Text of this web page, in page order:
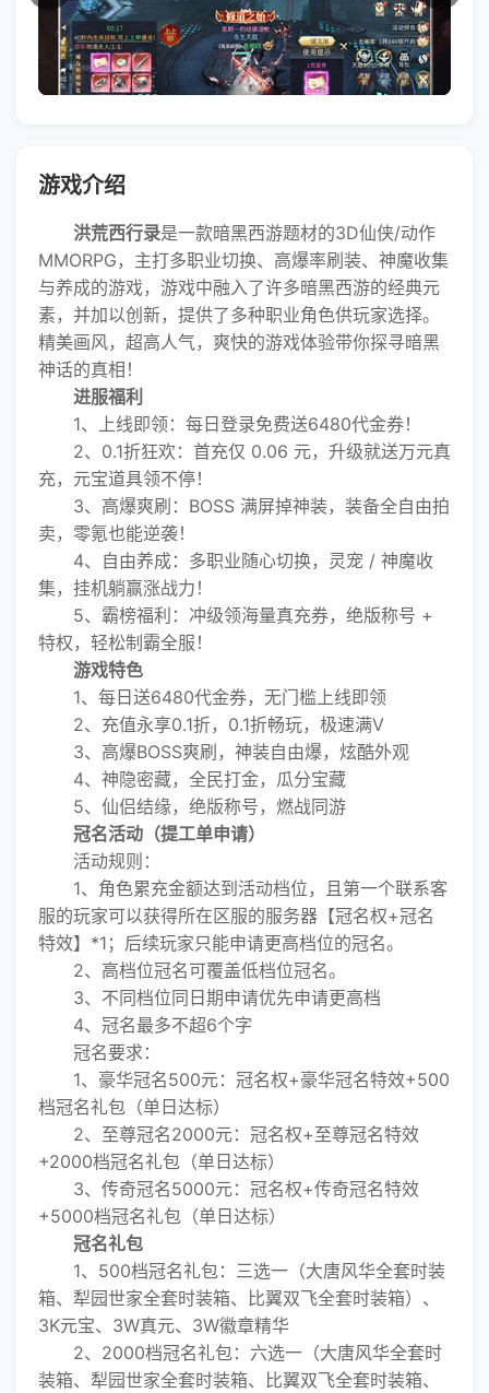
游戏介绍
洪荒西行录是一款暗黑西游题材的3D仙侠/动作
MMORPG，主打多职业切换、高爆率刷装、神魔收集
与养成的游戏，游戏中融入了许多暗黑西游的经典元
素，并加以创新，提供了多种职业角色供玩家选择。
精美画风，超高人气，爽快的游戏体验带你探寻暗黑
神话的真相！
进服福利
1、上线即领：每日登录免费送6480代金券！
2、0.1折狂欢：首充仅 0.06 元，升级就送万元真
充，元宝道具领不停！
3、高爆爽刷：BOSS 满屏掉神装，装备全自由拍
卖，零氪也能逆袭！
4、自由养成：多职业随心切换，灵宠 / 神魔收
集，挂机躺赢涨战力！
5、霸榜福利：冲级领海量真充券，绝版称号 +
特权，轻松制霸全服！
游戏特色
1、每日送6480代金券，无门槛上线即领
2、充值永享0.1折，0.1折畅玩，极速满V
3、高爆BOSS爽刷，神装自由爆，炫酷外观
4、神隐密藏，全民打金，瓜分宝藏
5、仙侣结缘，绝版称号，燃战同游
冠名活动（提工单申请）
活动规则：
1、角色累充金额达到活动档位，且第一个联系客
服的玩家可以获得所在区服的服务器【冠名权+冠名
特效】*1；后续玩家只能申请更高档位的冠名。
2、高档位冠名可覆盖低档位冠名。
3、不同档位同日期申请优先申请更高档
4、冠名最多不超6个字
冠名要求：
1、豪华冠名500元：冠名权+豪华冠名特效+500
档冠名礼包（单日达标）
2、至尊冠名2000元：冠名权+至尊冠名特效
+2000档冠名礼包（单日达标）
3、传奇冠名5000元：冠名权+传奇冠名特效
+5000档冠名礼包（单日达标）
冠名礼包
1、500档冠名礼包：三选一（大唐风华全套时装
箱、犁园世家全套时装箱、比翼双飞全套时装箱）、
3K元宝、3W真元、3W徽章精华
2、2000档冠名礼包：六选一（大唐风华全套时
装箱、犁园世家全套时装箱、比翼双飞全套时装箱、